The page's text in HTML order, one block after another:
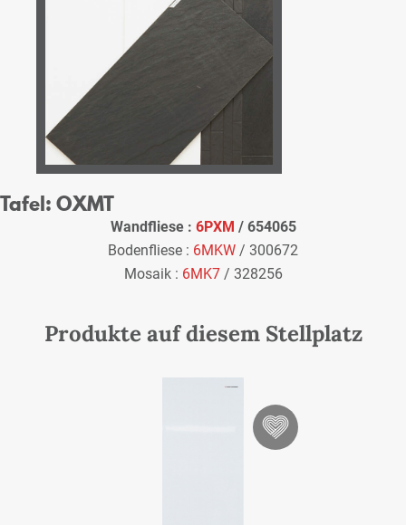
Tafel: OXMT
Wandfliese : 6PXM / 654065
Bodenfliese : 6MKW / 300672
Mosaik : 6MK7/ 328256
Produkte auf diesem Stellplatz